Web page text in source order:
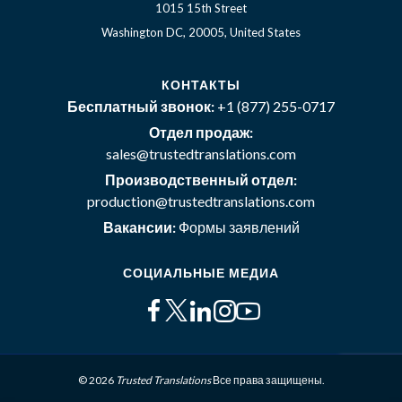
1015 15th Street
Washington DC, 20005, United States
КОНТАКТЫ
Бесплатный звонок: +1 (877) 255-0717
Отдел продаж:
sales@trustedtranslations.com
Производственный отдел:
production@trustedtranslations.com
Вакансии: Формы заявлений
СОЦИАЛЬНЫЕ МЕДИА
© 2026 Trusted TranslationsВсе права защищены.